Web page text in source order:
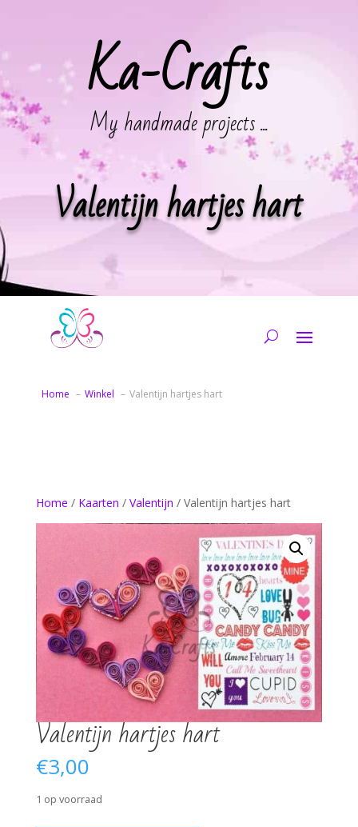
Ka-Crafts
My handmade projects ...
Valentijn hartjes hart
Home Winkel Valentijn hartjes hart
Home / Kaarten / Valentijn / Valentijn hartjes hart
Valentijn hartjes hart
€3,00
1 op voorraad